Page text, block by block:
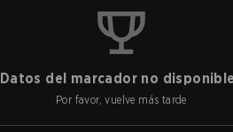
Datos del marcador no
Por favor, vuelve más tarde